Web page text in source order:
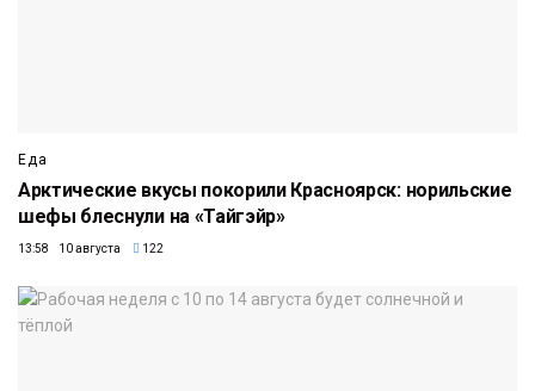
Еда
Арктические вкусы покорили Красноярск: норильские
шефы блеснули на «Тайгэйр»
13:58 10 августа 122